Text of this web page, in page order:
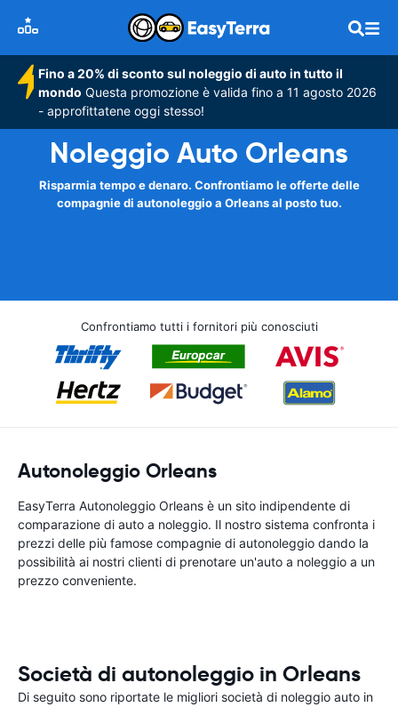
Fino a 20% di sconto sul noleggio di auto in tutto il
mondo Questa promozione è valida fino a 11 agosto 2026
- approfittatene oggi stesso!
Noleggio Auto Orleans
Risparmia tempo e denaro. Confrontiamo le offerte delle
compagnie di autonoleggio a Orleans al posto tuo.
Confrontiamo tutti i fornitori più conosciuti
Autonoleggio Orleans
EasyTerra Autonoleggio Orleans è un sito indipendente di
comparazione di auto a noleggio. Il nostro sistema confronta i
prezzi delle più famose compagnie di autonoleggio dando la
possibilità ai nostri clienti di prenotare un'auto a noleggio a un
prezzo conveniente.
Società di autonoleggio in Orleans
Di seguito sono riportate le migliori società di noleggio auto in